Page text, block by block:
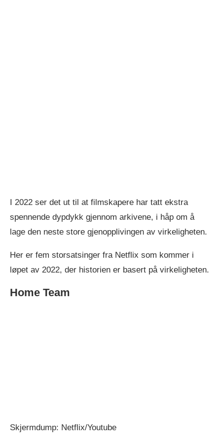
I 2022 ser det ut til at filmskapere har tatt ekstra
spennende dypdykk gjennom arkivene, i håp om å
lage den neste store gjenopplivingen av virkeligheten.
Her er fem storsatsinger fra Netflix som kommer i
løpet av 2022, der historien er basert på virkeligheten.
Home Team
Skjermdump: Netflix/Youtube